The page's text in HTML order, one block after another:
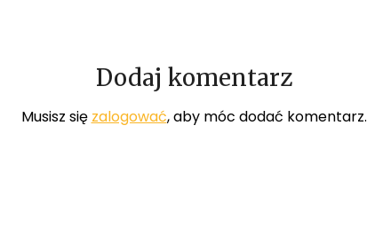
Dodaj komentarz
Musisz się zalogować, aby móc dodać komentarz.